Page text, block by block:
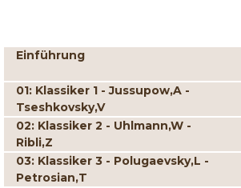
Einführung
01: Klassiker 1 - Jussupow,A -
Tseshkovsky,V
02: Klassiker 2 - Uhlmann,W -
Ribli,Z
03: Klassiker 3 - Polugaevsky,L -
Petrosian,T